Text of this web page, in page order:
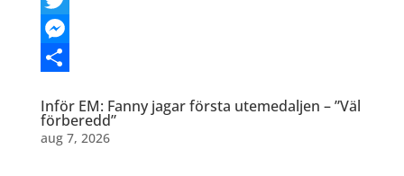
Twitter
Messenger
Inför EM: Fanny jagar första utemedaljen – ”Väl
förberedd”
aug 7, 2026